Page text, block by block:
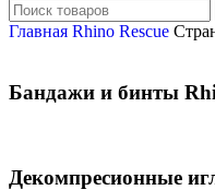
Главная Rhino Rescue
Бандажи и бинты
Декомпресионные